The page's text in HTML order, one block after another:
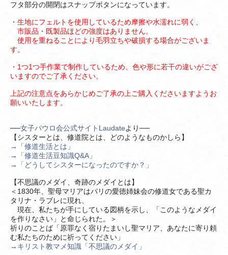
フタ部分の開閉はスナップボタンになっています。
・生地にフェルトを使用しているため摩擦や水濡れに弱く、
市販品・既製品ほどの強度はありません。
使用を重ねることにより毛羽立ちや破損する場合がございま
す。
・1つ1つ手作業で制作しているため、色や形に若干の違いがござ
いますのでご了承ください。
上記の注意点をあらかじめご了承の上ご購入くださいますようお
願いいたします。
──女子パウロ会公式サイトLaudateより──
【シスターとは、修道院とは、どのようなものかしら】
→「修道生活とは」
→「修道生活豆知識Q&A」
→「どうしてシスターになったのですか？」
【不思議のメダイ、奇跡のメダイとは】
＜1830年、聖母マリアはパリの愛徳姉妹会の修道女である聖カ
タリナ・ラブレに現れ、
現在、私たちが手にしている図柄を示し、「このようなメダイ
を作りなさい」と命じられた。＞
祈りのことば「原罪なく宿りたまいし聖マリア、あなたに寄り頼
む私たちのために祈ってください」
→キリスト教マメ知識「不思議のメダイ」